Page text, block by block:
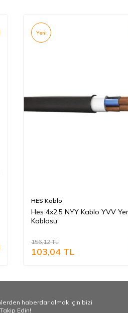
Yeni
HES Kablo
Hes 4x2,5 NYY Kablo YVV
Kablosu
156,12TL
103,04 TL
haberdar olmak için bizi
Takip Edin!